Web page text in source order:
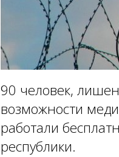
90 человек,
возможности
работали
республики.